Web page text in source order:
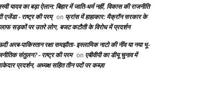
यादव का बड़ा ऐलान: बिहार में जाति-धर्म नहीं, विकास की राजनीति
एजेंडा - राष्ट्र की परम् on फ्रांस में हाहाकार: मैक्रॉन सरकार के
सड़कों पर उतरे लोग, बजट कटौती के विरोध में प्रदर्शन
अरब-पाकिस्तान रक्षा समझौता- इस्लामिक नाटो की नींव या नया भू-
संतुलन? - राष्ट्र की परम on एबीवीपी का डीयू चुनाव में
प्रदर्शन, अध्यक्ष सहित तीन पदों पर कब्ज़ा